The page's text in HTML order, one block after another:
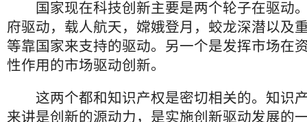
国家现在科技创新主要是两个轮子在驱动
府驱动，载人航天，嫦娥登月，蛟龙深潜以及
等靠国家来支持的驱动。另一个是发挥市场在
性作用的市场驱动创新。
这两个都和知识产权是密切相关的。知识
来讲是创新的源动力，是实施创新驱动发展的